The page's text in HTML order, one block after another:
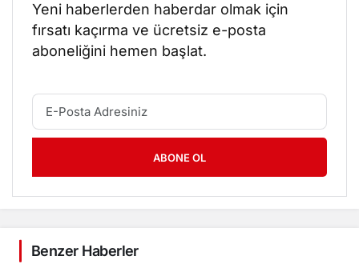
Yeni haberlerden haberdar olmak için
fırsatı kaçırma ve ücretsiz e-posta
aboneliğini hemen başlat.
ABONE OL
Benzer Haberler